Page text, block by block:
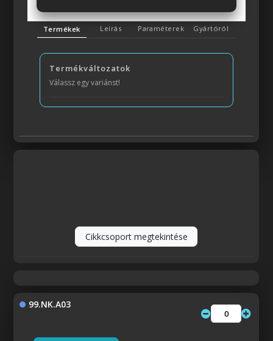
Termékek Leírás Paraméterek Gyártóról
Termékváltozatok
Válassz egy variánst!
Cikkcsoport megtekintése
99.NK.A03